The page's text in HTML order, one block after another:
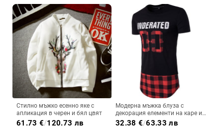
Стилно мъжко есенно яке с
апликация в черен и бял цвят
61.73 €/120.73 лв
Модерна мъжка блуза с
декорация елементи на каре и
надпис
32.38 €/63.33 лв